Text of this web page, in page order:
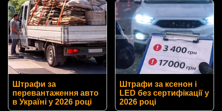
Штрафи за
перевантаження авто
в Україні у 2026 році
Штрафи за ксенон і
LED без сертифікації у
2026 році